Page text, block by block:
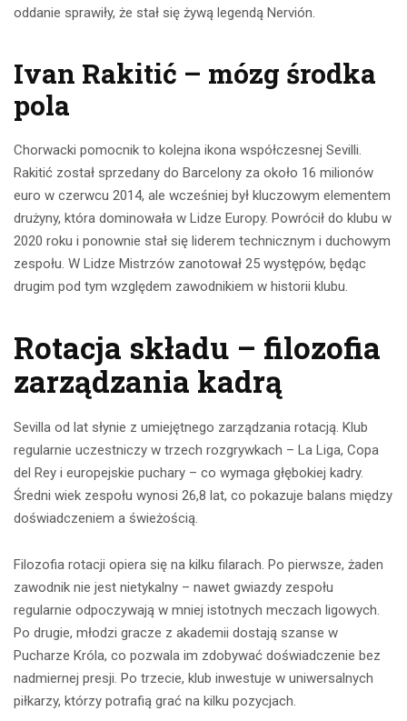
oddanie sprawiły, że stał się żywą legendą Nervión.
Ivan Rakitić – mózg środka
pola
Chorwacki pomocnik to kolejna ikona współczesnej Sevilli.
Rakitić został sprzedany do Barcelony za około 16 milionów
euro w czerwcu 2014, ale wcześniej był kluczowym elementem
drużyny, która dominowała w Lidze Europy. Powrócił do klubu w
2020 roku i ponownie stał się liderem technicznym i duchowym
zespołu. W Lidze Mistrzów zanotował 25 występów, będąc
drugim pod tym względem zawodnikiem w historii klubu.
Rotacja składu – filozofia
zarządzania kadrą
Sevilla od lat słynie z umiejętnego zarządzania rotacją. Klub
regularnie uczestniczy w trzech rozgrywkach – La Liga, Copa
del Rey i europejskie puchary – co wymaga głębokiej kadry.
Średni wiek zespołu wynosi 26,8 lat, co pokazuje balans między
doświadczeniem a świeżością.
Filozofia rotacji opiera się na kilku filarach. Po pierwsze, żaden
zawodnik nie jest nietykalny – nawet gwiazdy zespołu
regularnie odpoczywają w mniej istotnych meczach ligowych.
Po drugie, młodzi gracze z akademii dostają szanse w
Pucharze Króla, co pozwala im zdobywać doświadczenie bez
nadmiernej presji. Po trzecie, klub inwestuje w uniwersalnych
piłkarzy, którzy potrafią grać na kilku pozycjach.